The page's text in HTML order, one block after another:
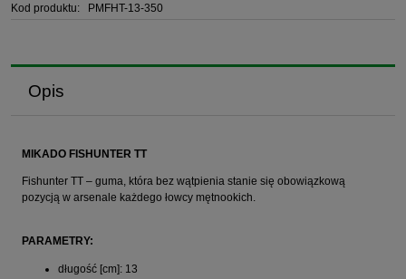
Kod produktu: PMFHT-13-350
Opis
MIKADO FISHUNTER TT
Fishunter TT – guma, która bez wątpienia stanie się obowiązkową
pozycją w arsenale każdego łowcy mętnookich.
PARAMETRY:
długość [cm]: 13